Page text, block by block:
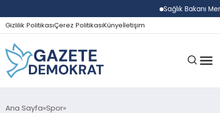
Sağlık Bakanı
Gizlilik PolitikasıÇerez PolitikasıKünyeİletişim
GÜNDEM
Ana Sayfa Spor